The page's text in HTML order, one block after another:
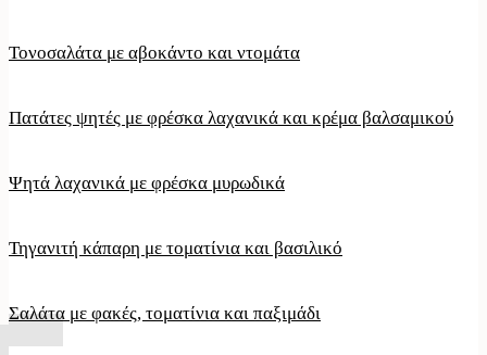
Τονοσαλάτα με αβοκάντο και ντομάτα
Πατάτες ψητές με φρέσκα λαχανικά και κρέμα βαλσαμικού
Ψητά λαχανικά με φρέσκα μυρωδικά
Τηγανιτή κάπαρη με τοματίνια και βασιλικό
Σαλάτα με φακές, τοματίνια και παξιμάδι